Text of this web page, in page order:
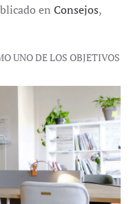
en Consejos,
UNO DE LOS OBJETIVOS